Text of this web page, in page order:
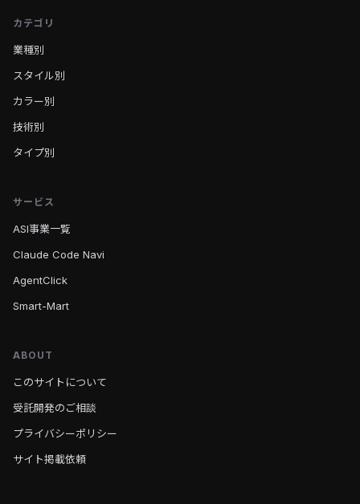
カテゴリ
業種別
スタイル別
カラー別
技術別
タイプ別
サービス
ASI事業一覧
Claude Code Navi
AgentClick
Smart-Mart
ABOUT
このサイトについて
受託開発のご相談
プライバシーポリシー
サイト掲載依頼